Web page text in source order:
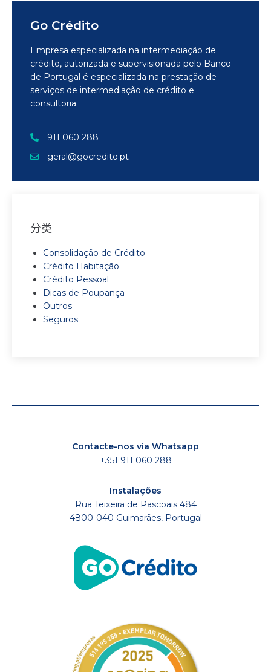
Go Crédito
Empresa especializada na intermediação de
crédito, autorizada e supervisionada pelo Banco
de Portugal é especializada na prestação de
serviços de intermediação de crédito e
consultoria.
911 060 288
geral@gocredito.pt
分类
Consolidação de Crédito
Crédito Habitação
Crédito Pessoal
Dicas de Poupança
Outros
Seguros
Contacte-nos via Whatsapp
+351 911 060 288
Instalações
Rua Teixeira de Pascoais 484
4800-040 Guimarães, Portugal